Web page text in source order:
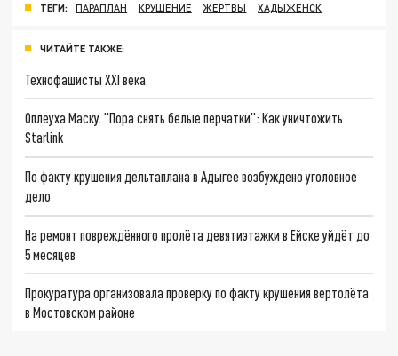
ТЕГИ: ПАРАПЛАН КРУШЕНИЕ ЖЕРТВЫ ХАДЫЖЕНСК
ЧИТАЙТЕ ТАКЖЕ:
Технофашисты XXI века
Оплеуха Маску. "Пора снять белые перчатки": Как уничтожить
Starlink
По факту крушения дельтаплана в Адыгее возбуждено уголовное
дело
На ремонт повреждённого пролёта девятиэтажки в Ейске уйдёт до
5 месяцев
Прокуратура организовала проверку по факту крушения вертолёта
в Мостовском районе